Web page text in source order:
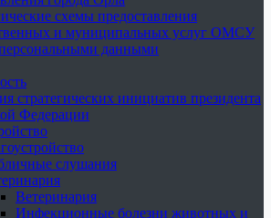
схемы предоставления
и муниципальных услуг ОМСУ
данными
стратегических инициатив президента
Федерации
слушания
Ветеринария
Инфекционные болезни животных и